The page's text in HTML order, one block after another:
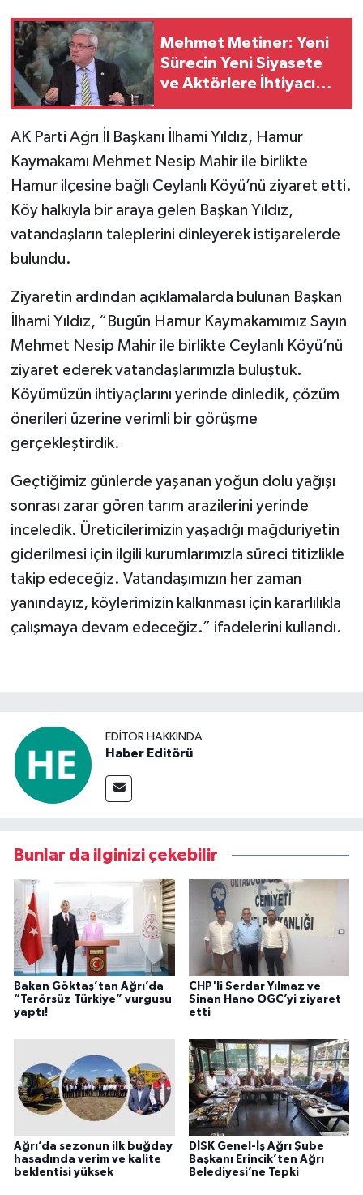
Mehmet Metiner: Yeni
Sürecin Yeni Siyasete
ve Aktörlere İhtiyacı
AK Parti Ağrı İl Başkanı İlhami Yıldız, Hamur
Kaymakamı Mehmet Nesip Mahir ile birlikte
Hamur ilçesine bağlı Ceylanlı Köyü’nü ziyaret etti.
Köy halkıyla bir araya gelen Başkan Yıldız,
vatandaşların taleplerini dinleyerek istişarelerde
bulundu.
Ziyaretin ardından açıklamalarda bulunan Başkan
İlhami Yıldız, “Bugün Hamur Kaymakamımız Sayın
Mehmet Nesip Mahir ile birlikte Ceylanlı Köyü’nü
ziyaret ederek vatandaşlarımızla buluştuk.
Köyümüzün ihtiyaçlarını yerinde dinledik, çözüm
önerileri üzerine verimli bir görüşme
gerçekleştirdik.
Geçtiğimiz günlerde yaşanan yoğun dolu yağışı
sonrası zarar gören tarım arazilerini yerinde
inceledik. Üreticilerimizin yaşadığı mağduriyetin
giderilmesi için ilgili kurumlarımızla süreci titizlikle
takip edeceğiz. Vatandaşımızın her zaman
yanındayız, köylerimizin kalkınması için kararlılıkla
çalışmaya devam edeceğiz.” ifadelerini kullandı.
EDITÖR HAKKINDA
Haber Editörü
Bunlar da ilginizi çekebilir
Bakan Göktaş’tan Ağrı’da
“Terörsüz Türkiye” vurgusu
yaptı!
CHP'li Serdar Yılmaz ve
Sinan Hano OGC’yi ziyaret
etti
Ağrı’da sezonun ilk buğday
hasadında verim ve kalite
beklentisi yüksek
DİSK Genel-İş Ağrı Şube
Başkanı Erincik’ten Ağrı
Belediyesi’ne Tepki